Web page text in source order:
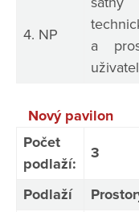
4. NP
a
Nový pavilon
Počet
podlaží:
3
Podlaží